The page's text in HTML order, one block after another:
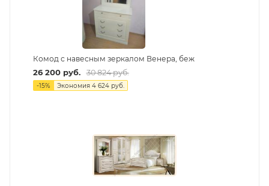
Комод с навесным зеркалом Венера, беж
26 200руб. 30 824руб.
-15% Экономия 4 624руб.